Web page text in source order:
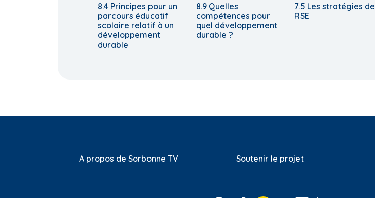
8.4 Principes pour un
parcours éducatif
scolaire relatif à un
développement
durable
8.9 Quelles
compétences pour
quel développement
durable ?
7.5 Les stratégies de
RSE
A propos de Sorbonne TV Soutenir le projet